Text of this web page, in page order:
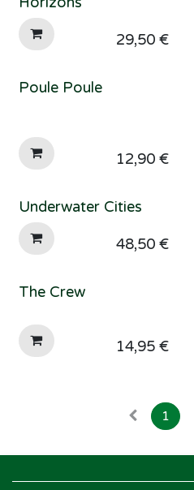
29,50€
Poule Poule
12,90€
Underwater Cities
48,50€
The Crew
14,95€
1